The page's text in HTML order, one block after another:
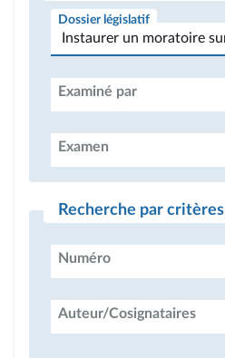
Dossier législatif
Examiné par
Examen
Recherche par critères
Numéro
Auteur/Cosignataires